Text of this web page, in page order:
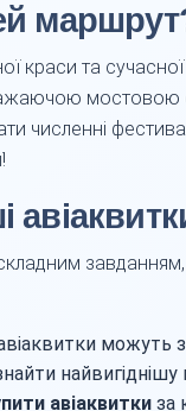
краси та
численні
можуть
найвигіднішу
авіаквитки за